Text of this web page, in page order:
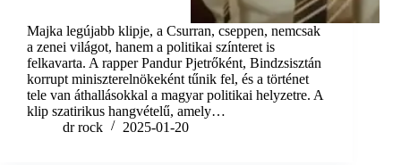
Majka legújabb klipje, a Csurran, cseppen, nemcsak
a zenei világot, hanem a politikai színteret is
felkavarta. A rapper Pandur Pjetrőként, Bindzsisztán
korrupt miniszterelnökeként tűnik fel, és a történet
tele van áthallásokkal a magyar politikai helyzetre. A
klip szatirikus hangvételű, amely…
dr rock
2025-01-20